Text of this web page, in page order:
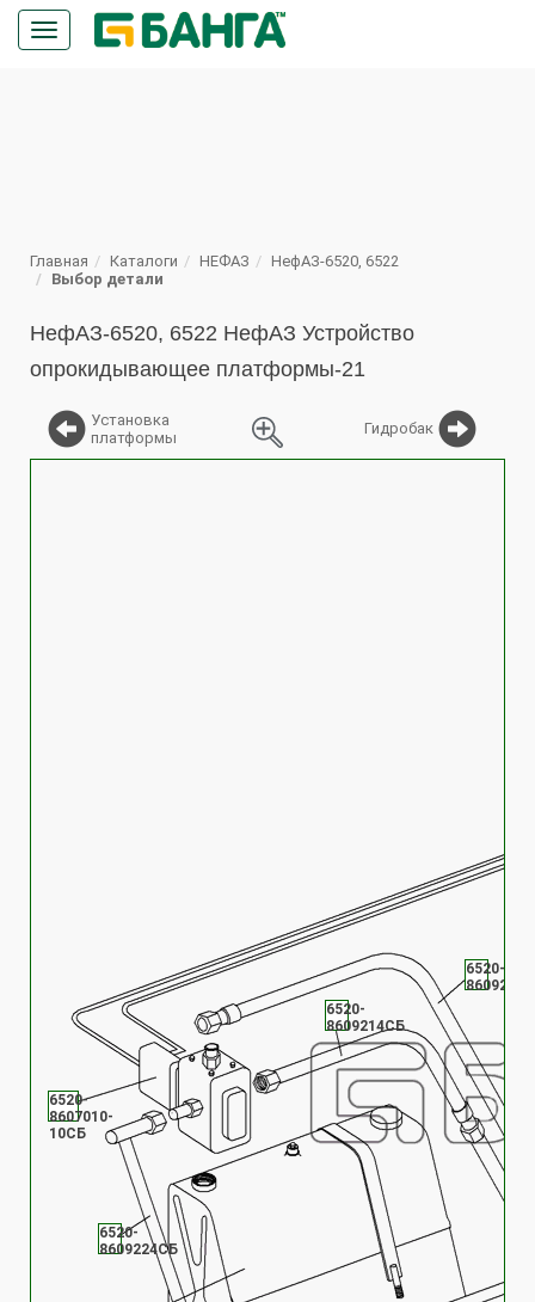
Кнопка
меню
Главная Каталоги НЕФАЗ
НефАЗ-6520, 6522
Выбор детали
НефАЗ-6520, 6522 НефАЗ Устройство
опрокидывающее платформы-21
Установка
платформы
Гидробак
6520-
8609224СБ
6520-
6520-
8609214СБ
6520-
8607010-
10СБ